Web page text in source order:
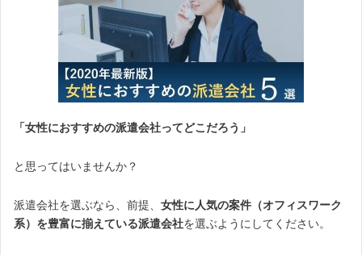
「女性におすすめの派遣会社ってどこだろう」
と思ってはいませんか？
派遣会社を選ぶなら、前提、 女性に人気の案件（オフィスワーク
系）を豊富に揃えている派遣会社を選ぶようにしてください。